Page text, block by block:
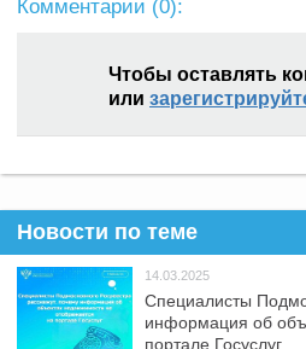
Комментарии (0):
Чтобы оставлять
или
Новости по теме
14.03.2025
Специалисты
информация об
портале Госуслуг